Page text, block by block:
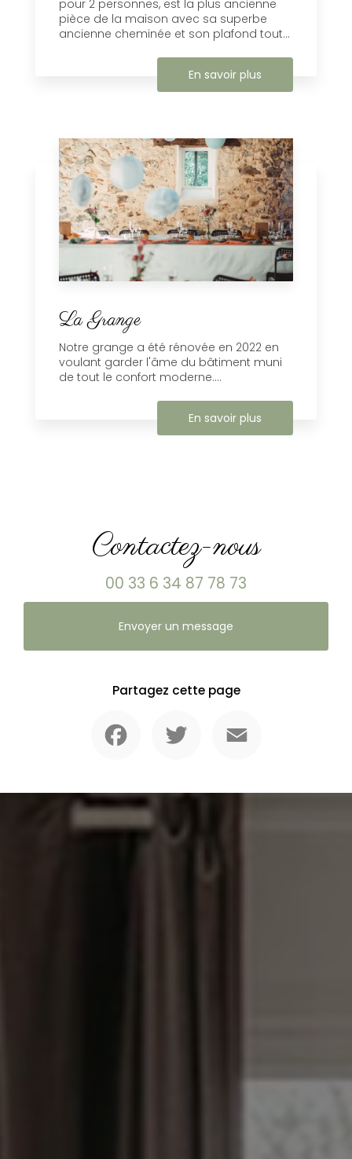
pour 2 personnes, est la plus ancienne
pièce de la maison avec sa superbe
ancienne cheminée et son plafond tout...
En savoir plus
La Grange
Notre grange a été rénovée en 2022 en
voulant garder l'âme du bâtiment muni
de tout le confort moderne....
En savoir plus
Contactez-nous
00 33 6 34 87 78 73
Envoyer un message
Partagez cette page